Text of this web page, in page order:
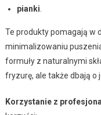
pianki
Te produkty pomagają w
minimalizowaniu
formuły z naturalnymi
fryzurę, ale także dbają o
Korzystanie z